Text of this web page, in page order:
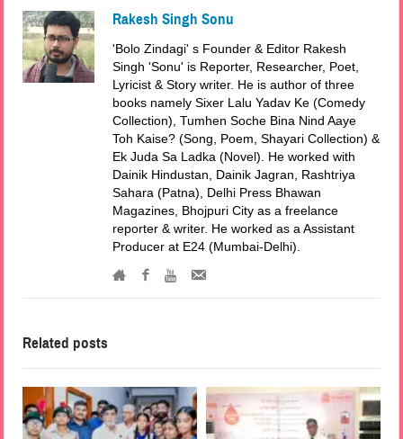
Rakesh Singh Sonu
'Bolo Zindagi' s Founder & Editor Rakesh
Singh 'Sonu' is Reporter, Researcher, Poet,
Lyricist & Story writer. He is author of three
books namely Sixer Lalu Yadav Ke (Comedy
Collection), Tumhen Soche Bina Nind Aaye
Toh Kaise? (Song, Poem, Shayari Collection) &
Ek Juda Sa Ladka (Novel). He worked with
Dainik Hindustan, Dainik Jagran, Rashtriya
Sahara (Patna), Delhi Press Bhawan
Magazines, Bhojpuri City as a freelance
reporter & writer. He worked as a Assistant
Producer at E24 (Mumbai-Delhi).
Related posts